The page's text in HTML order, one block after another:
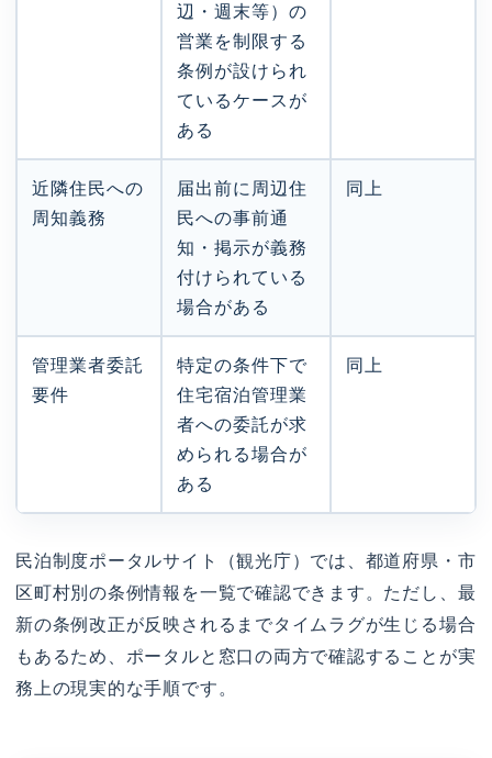
辺・週末等）の
営業を制限する
条例が設けられ
ているケースが
ある
近隣住民への
周知義務
届出前に周辺住
民への事前通
知・掲示が義務
付けられている
場合がある
同上
管理業者委託
要件
特定の条件下で
住宅宿泊管理業
者への委託が求
められる場合が
ある
同上
民泊制度ポータルサイト（観光庁）では、都道府県・市
区町村別の条例情報を一覧で確認できます。ただし、最
新の条例改正が反映されるまでタイムラグが生じる場合
もあるため、ポータルと窓口の両方で確認することが実
務上の現実的な手順です。